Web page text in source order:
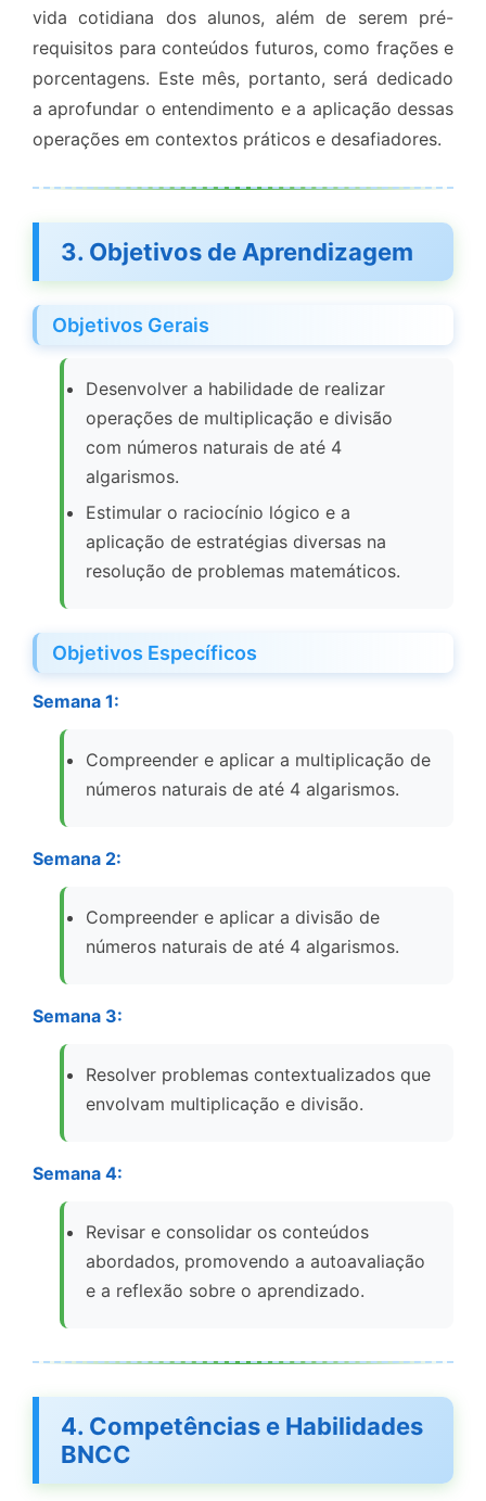
vida cotidiana dos alunos, além de serem pré-
requisitos para conteúdos futuros, como frações e
porcentagens. Este mês, portanto, será dedicado
a aprofundar o entendimento e a aplicação dessas
operações em contextos práticos e desafiadores.
3. Objetivos de Aprendizagem
Objetivos Gerais
Desenvolver a habilidade de realizar
operações de multiplicação e divisão
com números naturais de até 4
algarismos.
Estimular o raciocínio lógico e a
aplicação de estratégias diversas na
resolução de problemas matemáticos.
Objetivos Específicos
Semana 1:
Compreender e aplicar a multiplicação de
números naturais de até 4 algarismos.
Semana 2:
Compreender e aplicar a divisão de
números naturais de até 4 algarismos.
Semana 3:
Resolver problemas contextualizados que
envolvam multiplicação e divisão.
Semana 4:
Revisar e consolidar os conteúdos
abordados, promovendo a autoavaliação
e a reflexão sobre o aprendizado.
4. Competências e Habilidades
BNCC